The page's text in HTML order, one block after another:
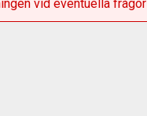
vid eventuella frågor